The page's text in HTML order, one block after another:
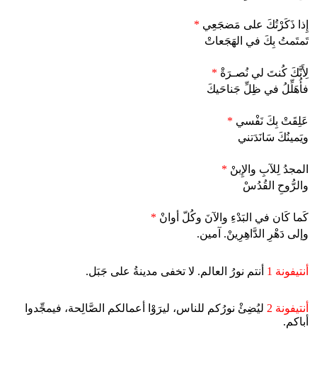
إِذا ذَكَرْتُكَ على مَضجَعِي *
تَمتَمتُ بِكَ في الهَجَعاتْ
لِأَنَّكَ كُنتَ لي نُصـرَةْ *
فأُهَلِّلُ في ظِلِّ جَناحَيكَ
عَلِقَتْ بِكَ نَفْسي *
ويَمينُكَ سَانَدَتني
المجدُ لِلآبِ والإِبنْ *
والرُّوحِ القُدُسْ
كَما كَان في البَدْءِ والآنَ وكُلّ أوانْ *
وإلى دَهْرِ الدَّاهِرِينْ. آمين.
أنتيفونة 1 أنتم نورُ العالم. لا تخفى مدينةُ على جَبَل.
أنتيفونة 2
ليُضِئْ نورُكم للناس، ليرَوْا أعمالكم الصَّالِحة، فيمجِّدوا
أباكم.